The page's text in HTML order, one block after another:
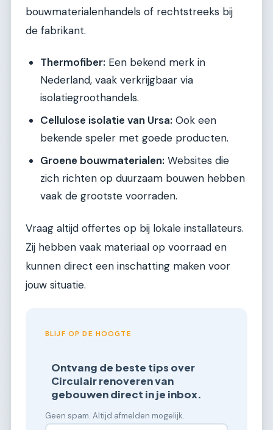
bouwmaterialenhandels of rechtstreeks bij
de fabrikant.
Thermofiber: Een bekend merk in
Nederland, vaak verkrijgbaar via
isolatiegroothandels.
Cellulose isolatie van Ursa: Ook een
bekende speler met goede producten.
Groene bouwmaterialen: Websites die
zich richten op duurzaam bouwen hebben
vaak de grootste voorraden.
Vraag altijd offertes op bij lokale installateurs.
Zij hebben vaak materiaal op voorraad en
kunnen direct een inschatting maken voor
jouw situatie.
BLIJF OP DE HOOGTE
Ontvang de beste tips over
Circulair renoveren van
gebouwen direct in je inbox.
Geen spam. Altijd afmelden mogelijk.